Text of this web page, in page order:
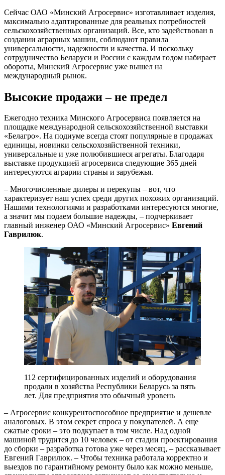
Сейчас ОАО «Минский Агросервис» изготавливает изделия,
максимально адаптированные для реальных потребностей
сельскохозяйственных организаций. Все, кто задействован в
создании аграрных машин, соблюдают правила
универсальности, надежности и качества. И поскольку
сотрудничество Беларуси и России с каждым годом набирает
обороты, Минский Агросервис уже вышел на
международный рынок.
Высокие продажи – не предел
Ежегодно техника Минского Агросервиса появляется на
площадке международной сельскохозяйственной выставки
«Белагро». На подиуме всегда стоят популярные в продажах
единицы, новинки сельскохозяйственной техники,
универсальные и уже полюбившиеся агрегаты. Благодаря
выставке продукцией агросервиса следующие 365 дней
интересуются аграрии страны и зарубежья.
– Многочисленные дилеры и перекупы – вот, что
характеризует наш успех среди других похожих организаций.
Нашими технологиями и разработками интересуются многие,
а значит мы подаем большие надежды, – подчеркивает
главный инженер ОАО «Минский Агросервис» Евгений
Гаврилюк.
112 сертифицированных изделий и оборудования
продали в хозяйства Республики Беларусь за пять
лет. Для предприятия это обычный уровень
– Агросервис конкурентоспособное предприятие и дешевле
аналоговых. В этом секрет спроса у покупателей. А еще
сжатые сроки – это подкупает в том числе. Над одной
машиной трудится до 10 человек – от стадии проектирования
до сборки – разработка готова уже через месяц, – рассказывает
Евгений Гаврилюк. – Чтобы техника работала корректно и
выездов по гарантийному ремонту было как можно меньше,